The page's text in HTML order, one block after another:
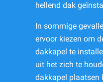
hellend dak
In sommige
ervoor kiezen om
dakkapel te
uit het zich te
dakkapel plaatsen